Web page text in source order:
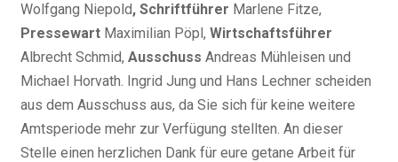
Wolfgang Niepold, Schriftführer Marlene Fitze,
Pressewart Maximilian Pöpl, Wirtschaftsführer
Albrecht Schmid, Ausschuss Andreas Mühleisen und
Michael Horvath. Ingrid Jung und Hans Lechner scheiden
aus dem Ausschuss aus, da Sie sich für keine weitere
Amtsperiode mehr zur Verfügung stellten. An dieser
Stelle einen herzlichen Dank für eure getane Arbeit für